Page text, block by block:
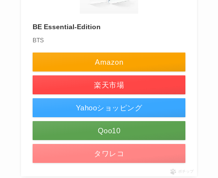
BE Essential-Edition
BTS
Amazon
楽天市場
Yahooショッピング
Qoo10
タワレコ
ポチップ